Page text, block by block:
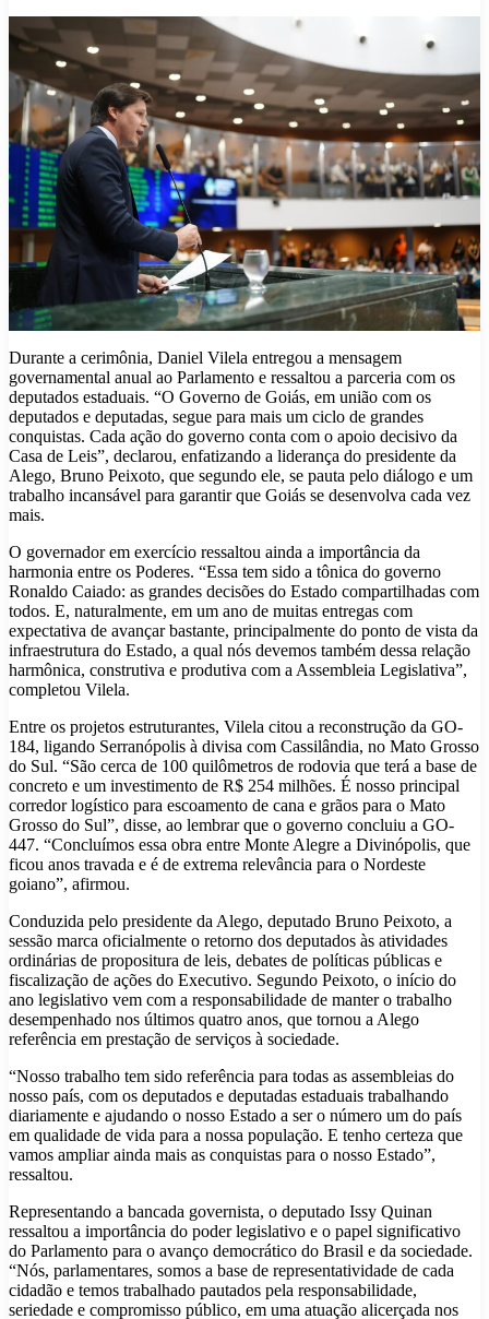
Durante a cerimônia, Daniel Vilela entregou a mensagem
governamental anual ao Parlamento e ressaltou a parceria com os
deputados estaduais. “O Governo de Goiás, em união com os
deputados e deputadas, segue para mais um ciclo de grandes
conquistas. Cada ação do governo conta com o apoio decisivo da
Casa de Leis”, declarou, enfatizando a liderança do presidente da
Alego, Bruno Peixoto, que segundo ele, se pauta pelo diálogo e um
trabalho incansável para garantir que Goiás se desenvolva cada vez
mais.
O governador em exercício ressaltou ainda a importância da
harmonia entre os Poderes. “Essa tem sido a tônica do governo
Ronaldo Caiado: as grandes decisões do Estado compartilhadas com
todos. E, naturalmente, em um ano de muitas entregas com
expectativa de avançar bastante, principalmente do ponto de vista da
infraestrutura do Estado, a qual nós devemos também dessa relação
harmônica, construtiva e produtiva com a Assembleia Legislativa”,
completou Vilela.
Entre os projetos estruturantes, Vilela citou a reconstrução da GO-
184, ligando Serranópolis à divisa com Cassilândia, no Mato Grosso
do Sul. “São cerca de 100 quilômetros de rodovia que terá a base de
concreto e um investimento de R$ 254 milhões. É nosso principal
corredor logístico para escoamento de cana e grãos para o Mato
Grosso do Sul”, disse, ao lembrar que o governo concluiu a GO-
447. “Concluímos essa obra entre Monte Alegre a Divinópolis, que
ficou anos travada e é de extrema relevância para o Nordeste
goiano”, afirmou.
Conduzida pelo presidente da Alego, deputado Bruno Peixoto, a
sessão marca oficialmente o retorno dos deputados às atividades
ordinárias de propositura de leis, debates de políticas públicas e
fiscalização de ações do Executivo. Segundo Peixoto, o início do
ano legislativo vem com a responsabilidade de manter o trabalho
desempenhado nos últimos quatro anos, que tornou a Alego
referência em prestação de serviços à sociedade.
“Nosso trabalho tem sido referência para todas as assembleias do
nosso país, com os deputados e deputadas estaduais trabalhando
diariamente e ajudando o nosso Estado a ser o número um do país
em qualidade de vida para a nossa população. E tenho certeza que
vamos ampliar ainda mais as conquistas para o nosso Estado”,
ressaltou.
Representando a bancada governista, o deputado Issy Quinan
ressaltou a importância do poder legislativo e o papel significativo
do Parlamento para o avanço democrático do Brasil e da sociedade.
“Nós, parlamentares, somos a base de representatividade de cada
cidadão e temos trabalhado pautados pela responsabilidade,
seriedade e compromisso público, em uma atuação alicerçada nos